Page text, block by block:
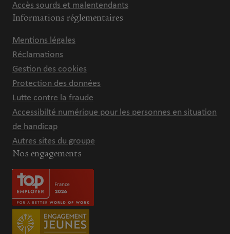
Accès sourds et malentendants
Informations réglementaires
Mentions légales
Réclamations
Gestion des cookies
Protection des données
Lutte contre la fraude
Accessibilté numérique pour les personnes en situation
de handicap
Autres sites du groupe
Nos engagements